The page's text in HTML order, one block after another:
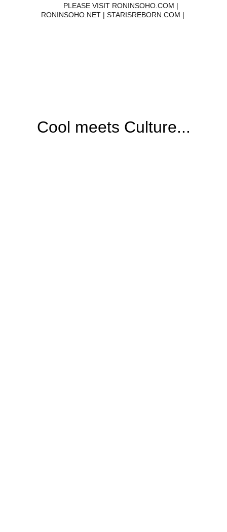
RONINSOHO.NET | STARISREBORN.COM |
Cool meets Culture...